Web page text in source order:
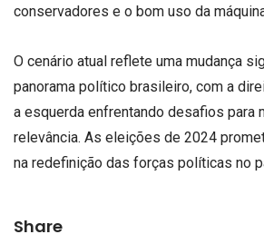
conservadores e o bom uso da
O cenário atual reflete uma mudança
panorama político brasileiro, com a
a esquerda enfrentando desafios para
relevância. As eleições de 2024
na redefinição das forças políticas no
Share